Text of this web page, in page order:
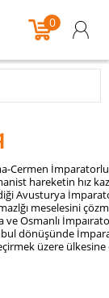
0
Cermen
hareketin hız
Avusturya
meselesini
Osmanlı
dönüşünde
üzere